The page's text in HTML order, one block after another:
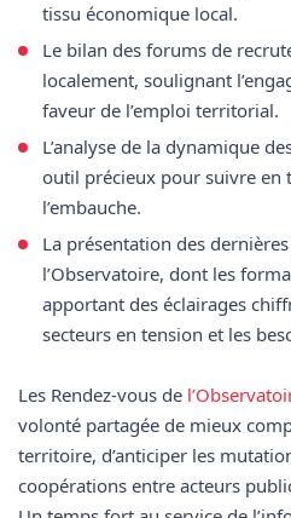
tissu économique local.
Le bilan des forums de
localement, soulignant
faveur de l’emploi territorial.
L’analyse de la dynamique
outil précieux pour suivre en
l’embauche.
La présentation des
l’Observatoire, dont les
apportant des éclairages
secteurs en tension et les
Les Rendez-vous de
volonté partagée de mieux
territoire, d’anticiper les
coopérations entre acteurs